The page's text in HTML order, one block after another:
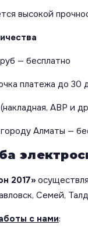
высокой
— бесплатно
платежа до 30
АВР и
Алматы —
2017»
Семей,
с нами: